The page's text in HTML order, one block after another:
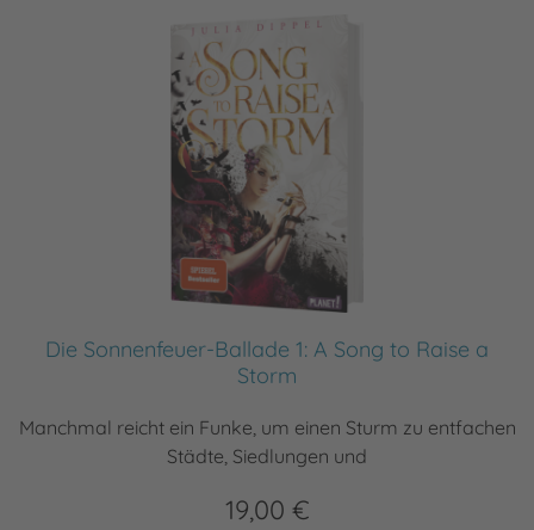
Die Sonnenfeuer-Ballade 1: A Song to Raise a
Storm
Manchmal reicht ein Funke, um einen Sturm zu entfachen
Städte, Siedlungen und
19,00 €